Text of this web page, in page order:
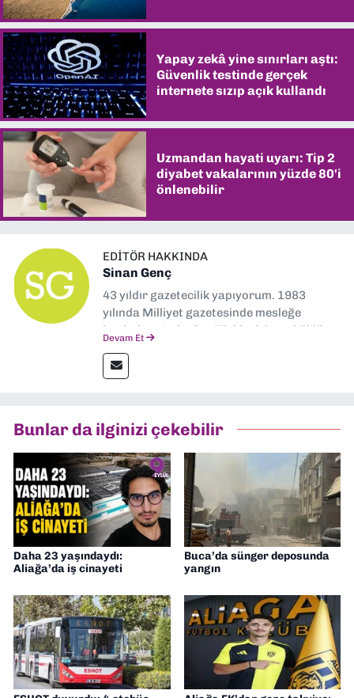
Yapay zekâ yine sınırları aştı:
Güvenlik testinde gerçek
internete sızıp açık kullandı
Uzmandan hayati uyarı: Tip 2
diyabet vakalarının yüzde 80'i
önlenebilir
EDITÖR HAKKINDA
Sinan Genç
43 yıldır gazetecilik yapıyorum. 1983
yılında Milliyet gazetesinde mesleğe
başladım. Ardından Türkiye’nin en köklü
muhabir, editör, müdür yardımcısı ve spor
müdürü olarak görev yaptım. Ayrıca Yeni
Gazetesi'nde editörlük yapıyorum
Devam Et
Bunlar da ilginizi çekebilir
Daha 23 yaşındaydı:
Aliağa’da iş cinayeti
Buca’da sünger deposunda
yangın